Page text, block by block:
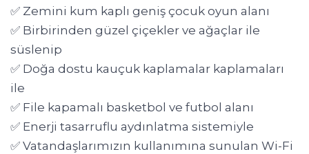
✅ Zemini kum kaplı geniş çocuk oyun alanı
✅ Birbirinden güzel çiçekler ve ağaçlar ile
süslenip
✅ Doğa dostu kauçuk kaplamalar kaplamaları
ile
✅ File kapamalı basketbol ve futbol alanı
✅ Enerji tasarruflu aydınlatma sistemiyle
✅ Vatandaşlarımızın kullanımına sunulan Wi-Fi